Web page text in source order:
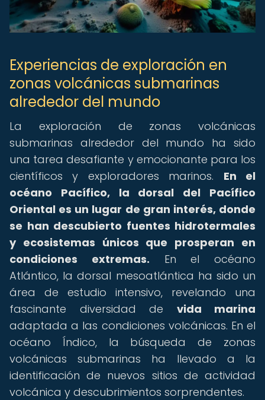
Experiencias de exploración en
zonas volcánicas submarinas
alrededor del mundo
La exploración de zonas volcánicas
submarinas alrededor del mundo ha sido
una tarea desafiante y emocionante para los
científicos y exploradores marinos. En el
océano Pacífico, la dorsal del Pacífico
Oriental es un lugar de gran interés, donde
se han descubierto fuentes hidrotermales
y ecosistemas únicos que prosperan en
condiciones extremas. En el océano
Atlántico, la dorsal mesoatlántica ha sido un
área de estudio intensivo, revelando una
fascinante diversidad de vida marina
adaptada a las condiciones volcánicas. En el
océano Índico, la búsqueda de zonas
volcánicas submarinas ha llevado a la
identificación de nuevos sitios de actividad
volcánica y descubrimientos sorprendentes.